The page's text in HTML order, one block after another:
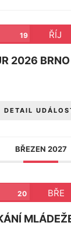
19 ŘÍJ
2026 BRNO
DETAIL
BŘEZEN 2027
20 BŘE